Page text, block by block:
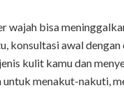
wajah bisa
konsultasi awal
kulit kamu dan
menakut-nakuti,